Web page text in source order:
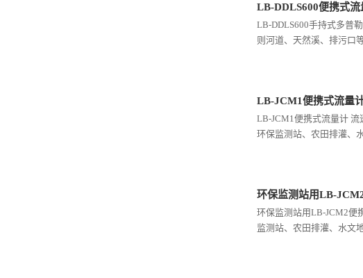
LB-DDLS600便携式
LB-DDLS600手持式多普
则河道、天然溪、排污口
LB-JCM1便携式流量
LB-JCM1便携式流量计 流
环保监测站、农田排灌、
环保监测站用LB-
环保监测站用LB-JCM2便
监测站、农田排灌、水文